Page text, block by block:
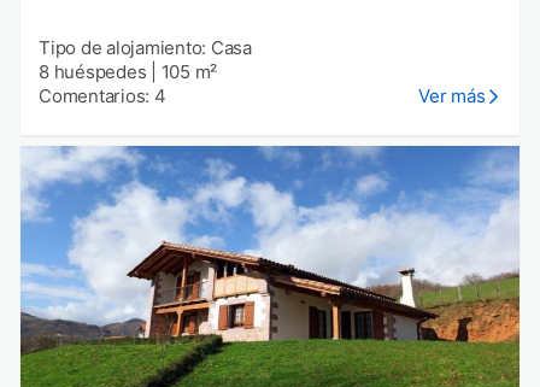
Tipo de alojamiento: Casa
8 huéspedes
105 m²
Comentarios: 4
Ver más